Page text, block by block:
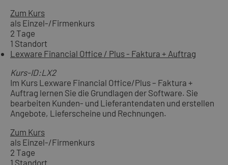
Zum Kurs
als Einzel-/Firmenkurs
2 Tage
1 Standort
Lexware Financial Office / Plus - Faktura + Auftrag
Kurs-ID:LX2
Im Kurs Lexware Financial Office/Plus – Faktura +
Auftrag lernen Sie die Grundlagen der Software. Sie
bearbeiten Kunden- und Lieferantendaten und erstellen
Angebote, Lieferscheine und Rechnungen.
Zum Kurs
als Einzel-/Firmenkurs
2 Tage
1 Standort